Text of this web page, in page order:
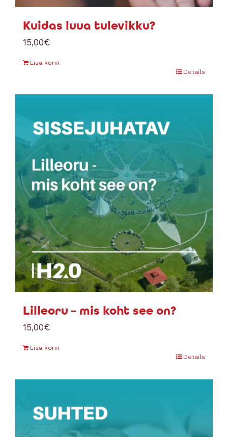
Kuidas luua tulevikku?
15,00€
Lisa korvi
Details
Lilleoru – mis koht see on?
15,00€
Lisa korvi
Details